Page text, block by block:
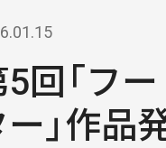
回「フ
ー」作品